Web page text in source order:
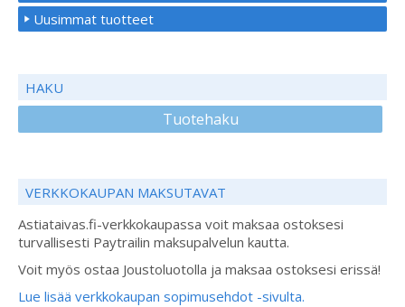
Uusimmat tuotteet
HAKU
Tuotehaku
VERKKOKAUPAN MAKSUTAVAT
Astiataivas.fi-verkkokaupassa voit maksaa ostoksesi
turvallisesti Paytrailin maksupalvelun kautta.
Voit myös ostaa Joustoluotolla ja maksaa ostoksesi erissä!
Lue lisää verkkokaupan sopimusehdot -sivulta.